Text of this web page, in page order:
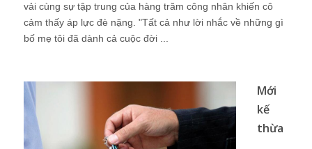
vải cùng sự tập trung của hàng trăm công nhân khiến cô
cảm thấy áp lực đè nặng. "Tất cả như lời nhắc về những gì
bố mẹ tôi đã dành cả cuộc đời ...
Mới
kế
thừa